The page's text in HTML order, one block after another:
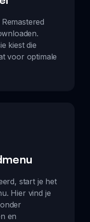
kiest die
voor optimale
start je het
Hier vind je
en